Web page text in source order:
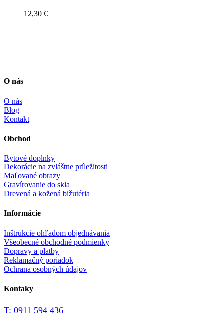
12,30 €
O nás
O nás
Blog
Kontakt
Obchod
Bytové doplnky
Dekorácie na zvláštne príležitosti
Maľované obrazy
Gravírovanie do skla
Drevená a kožená bižutéria
Informácie
Inštrukcie ohľadom objednávania
Všeobecné obchodné podmienky
Dopravy a platby
Reklamačný poriadok
Ochrana osobných údajov
Kontaky
T: 0911 594 436